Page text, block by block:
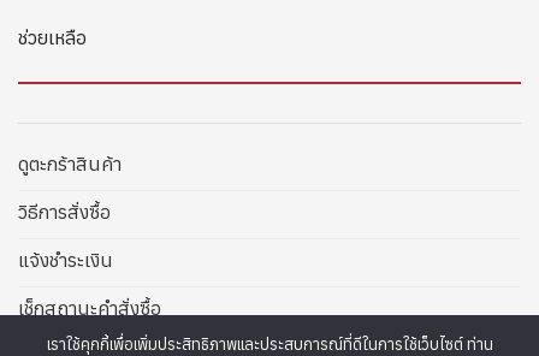
ช่วยเหลือ
ดูตะกร้าสินค้า
วิธีการสั่งซื้อ
แจ้งชำระเงิน
เช็กสถานะคำสั่งซื้อ
เราใช้คุกกี้เพื่อเพิ่มประสิทธิภาพและประสบการณ์ที่ดีในการใช้เว็บไซต์ ท่าน